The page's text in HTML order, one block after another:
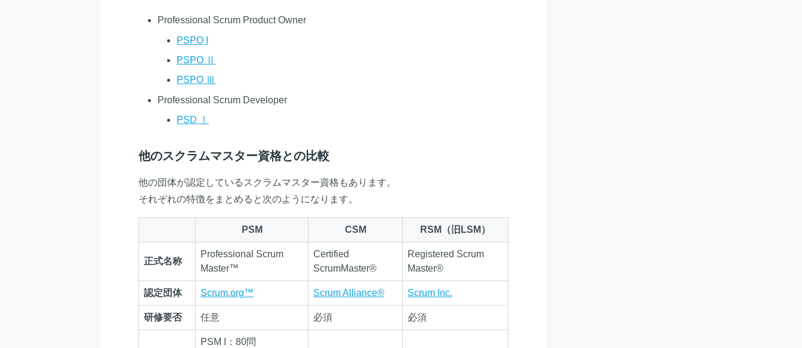
Professional Scrum Product Owner
PSPO I
PSPO Ⅱ
PSPO Ⅲ
Professional Scrum Developer
PSD Ⅰ
他のスクラムマスター資格との比較
他の団体が認定しているスクラムマスター資格もあります。
それぞれの特徴をまとめると次のようになります。
PSM CSM RSM（旧LSM）
正式名称
Professional Scrum
Master™
Certified
ScrumMaster®︎
Registered Scrum
Master®
認定団体 Scrum.org™ Scrum Alliance®︎ Scrum Inc.
研修要否 任意 必須 必須
PSM I：80問